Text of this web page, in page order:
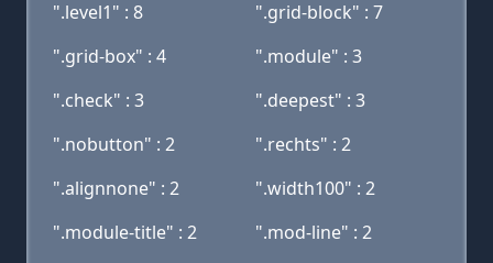
".level1" : 8
".grid-block" : 7
".grid-box" : 4
".module" : 3
".check" : 3
".deepest" : 3
".nobutton" : 2
".rechts" : 2
".alignnone" : 2
".width100" : 2
".module-title" : 2
".mod-line" : 2